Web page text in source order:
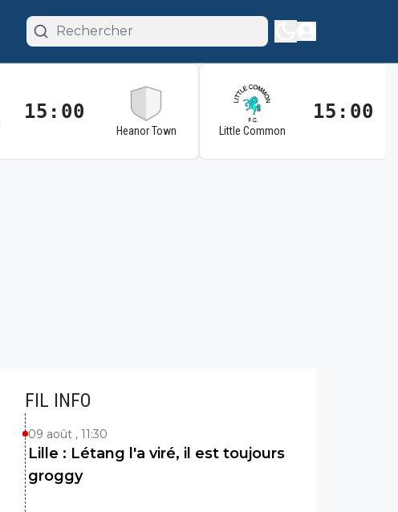
15:00
Heanor Town Little Common
15:00
FIL INFO
09 août , 11:30
Lille : Létang l'a viré, il est toujours
groggy